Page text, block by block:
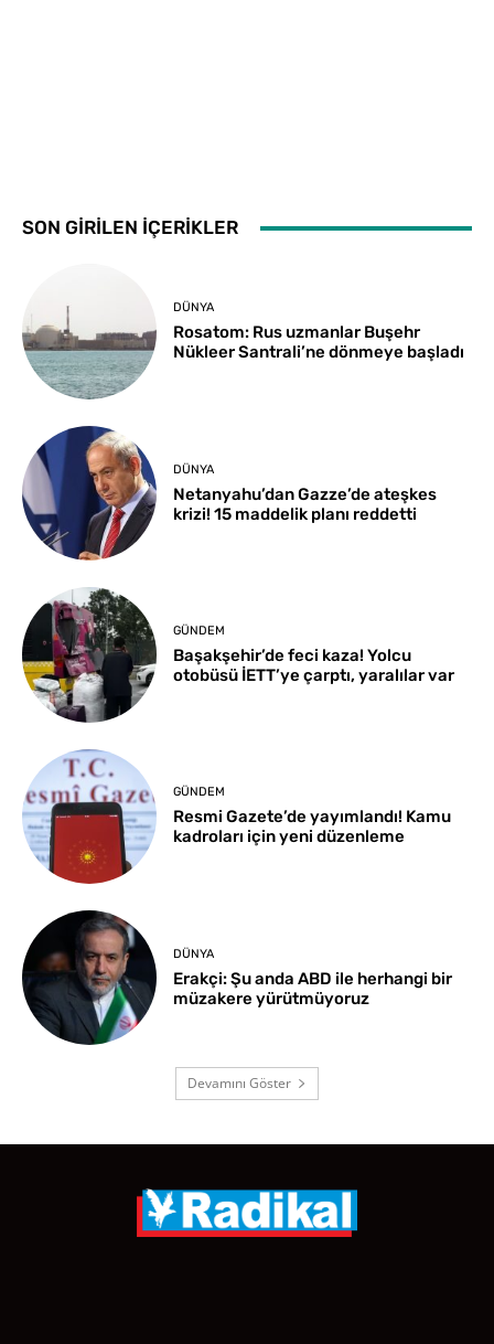
SON GİRİLEN İÇERİKLER
DÜNYA
Rosatom: Rus uzmanlar Buşehr
Nükleer Santrali’ne dönmeye başladı
DÜNYA
Netanyahu’dan Gazze’de ateşkes
krizi! 15 maddelik planı reddetti
GÜNDEM
Başakşehir’de feci kaza! Yolcu
otobüsü İETT’ye çarptı, yaralılar var
GÜNDEM
Resmi Gazete’de yayımlandı! Kamu
kadroları için yeni düzenleme
DÜNYA
Erakçi: Şu anda ABD ile herhangi bir
müzakere yürütmüyoruz
Devamını Göster